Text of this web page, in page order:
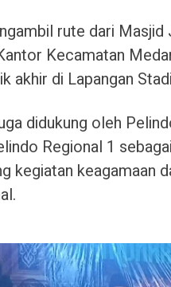
rute dari
Kecamatan
akhir di Lapangan
didukung oleh
Regional 1
kegiatan keagamaan